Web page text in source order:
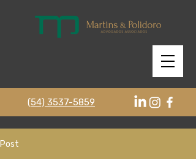
(54) 3537-5859
Post